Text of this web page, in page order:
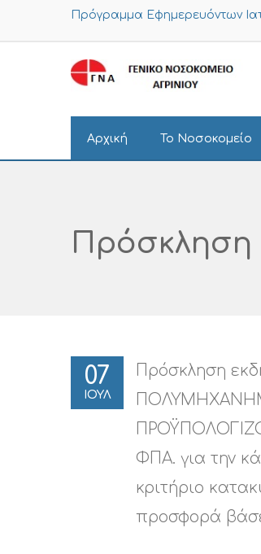
Πρόγραμμα Εφημερευόντων
Αρχική Το Νοσοκομείο
07
ΙΟΥΛ
Πρόσκληση
ΦΠΑ. για την
κριτήριο
προσφορά